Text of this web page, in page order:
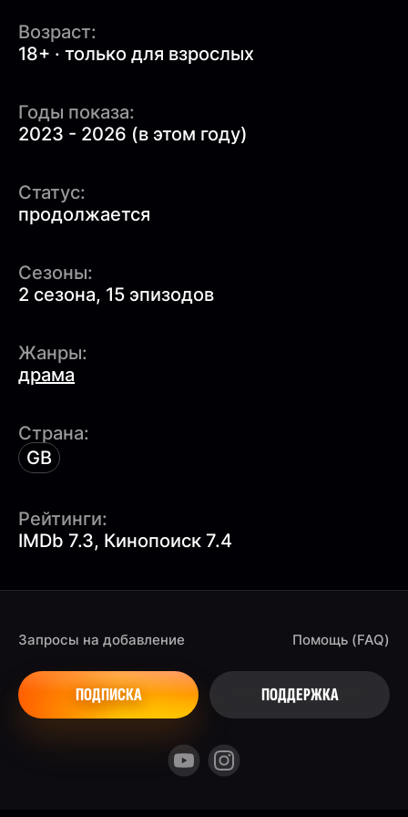
Возраст:
18+ · только для взрослых
Годы показа:
2023 - 2026 (в этом году)
Статус:
продолжается
Сезоны:
2 сезона, 15 эпизодов
Жанры:
драма
Страна:
GB
Рейтинги:
IMDb 7.3, Кинопоиск 7.4
Запросы на добавление
ПОДПИСКА
Помощь (FAQ)
ПОДДЕРЖКА